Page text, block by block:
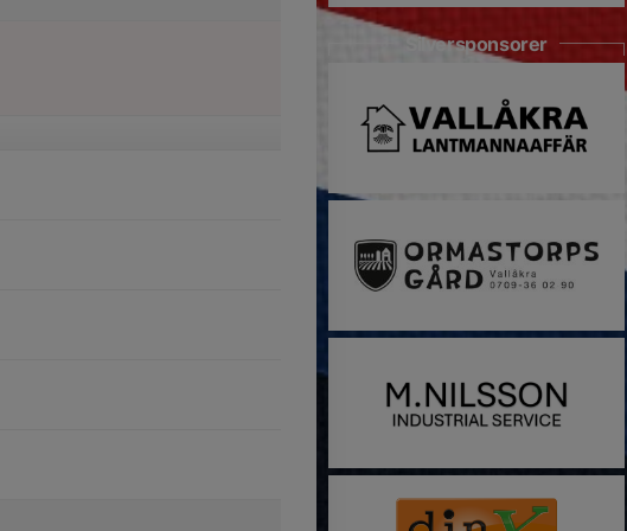
Silversponsorer